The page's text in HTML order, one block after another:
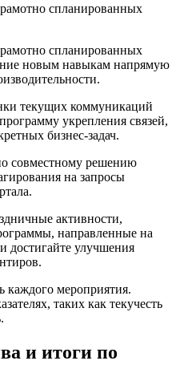
спланированных
спланированных
новым навыкам напрямую
текущих коммуникаций
укрепления связей,
бизнес-задач.
совместному решению
на запросы
активности,
направленные на
достигайте улучшения
каждого мероприятия.
таких как текучесть
и итоги по